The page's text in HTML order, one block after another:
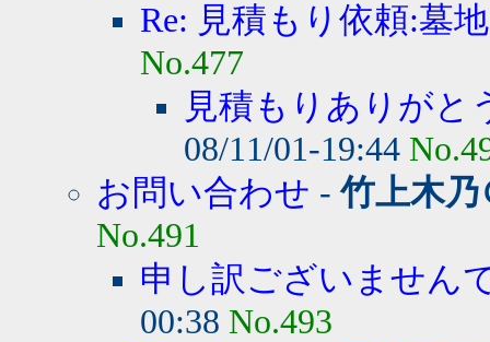
Re: 見積もり依頼:墓地
No.477
見積もりありがと
08/11/01-19:44
お問い合わせ -竹上木
No.491
申し訳ございません
00:38 No.493